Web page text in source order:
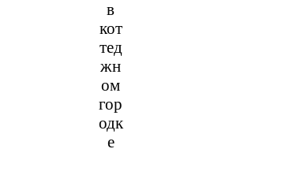
в
кот
тед
жн
ом
гор
одк
е